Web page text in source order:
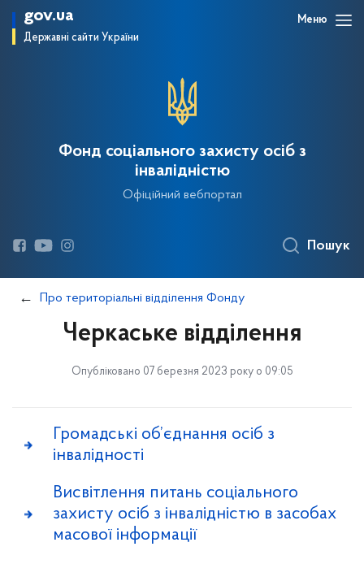
gov.ua
Державні сайти України
Меню
Фонд соціального захисту осіб з
інвалідністю
Офіційний вебпортал
Пошук
Про територіальні відділення Фонду
Черкаське відділення
Опубліковано 07 березня 2023 року о 09:05
Громадські об’єднання осіб з
інвалідності
Висвітлення питань соціального
захисту осіб з інвалідністю в засобах
масової інформації